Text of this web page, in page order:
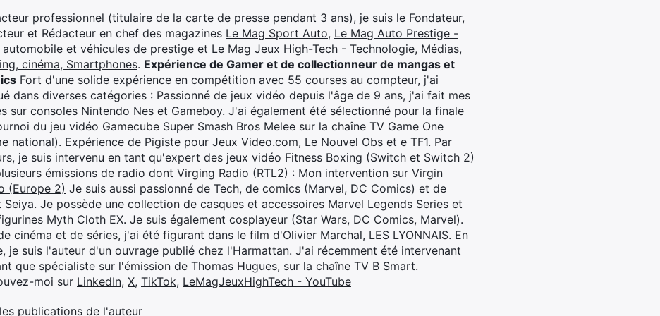
professionnel (titulaire de la carte de presse pendant 3 ans), je suis le Fondateur,
et Rédacteur en chef des magazines Le Mag Sport Auto, Le Mag Auto Prestige -
et véhicules de prestige et Le Mag Jeux High-Tech - Technologie, Médias,
cinéma, Smartphones. Expérience de Gamer et de collectionneur de mangas et
Fort d'une solide expérience en compétition avec 55 courses au compteur, j'ai
dans diverses catégories : Passionné de jeux vidéo depuis l'âge de 9 ans, j'ai fait mes
sur consoles Nintendo Nes et Gameboy. J'ai également été sélectionné pour la finale
du jeu vidéo Gamecube Super Smash Bros Melee sur la chaîne TV Game One
national). Expérience de Pigiste pour Jeux Video.com, Le Nouvel Obs et e TF1. Par
je suis intervenu en tant qu'expert des jeux vidéo Fitness Boxing (Switch et Switch 2)
émissions de radio dont Virging Radio (RTL2) : Mon intervention sur Virgin
(Europe 2) Je suis aussi passionné de Tech, de comics (Marvel, DC Comics) et de
Seiya. Je possède une collection de casques et accessoires Marvel Legends Series et
Myth Cloth EX. Je suis également cosplayeur (Star Wars, DC Comics, Marvel).
cinéma et de séries, j'ai été figurant dans le film d'Olivier Marchal, LES LYONNAIS. En
je suis l'auteur d'un ouvrage publié chez l'Harmattan. J'ai récemment été intervenant
que spécialiste sur l'émission de Thomas Hugues, sur la chaîne TV B Smart.
moi sur LinkedIn, X, TikTok, LeMagJeuxHighTech - YouTube
publications de l'auteur